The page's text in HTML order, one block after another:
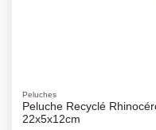
Peluches
Peluche Recyclé
22x5x12cm